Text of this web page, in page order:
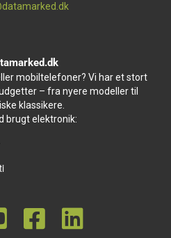
mobiltelefoner? Vi har et stort
– fra nyere modeller til
klassikere.
brugt elektronik: